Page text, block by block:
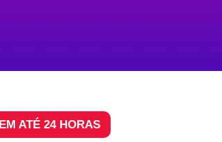
ATÉ 24 HORAS